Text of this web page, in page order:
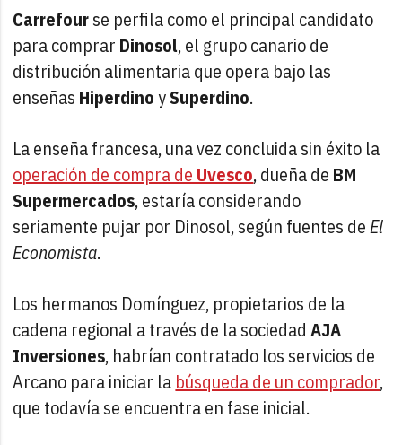
Carrefourse perfila como el principal candidato
para comprar Dinosol, el grupo canario de
distribución alimentaria que opera bajo las
enseñas HiperdinoySuperdino.
La enseña francesa, una vez concluida sin éxito la
operación de compra de Uvesco, dueña de BM
Supermercados, estaría considerando
seriamente pujar por Dinosol, según fuentes deEl
Economista.
Los hermanos Domínguez, propietarios de la
cadena regional a través de la sociedadAJA
Inversiones, habrían contratado los servicios de
Arcano para iniciar la búsqueda de un comprador,
que todavía se encuentra en fase inicial.